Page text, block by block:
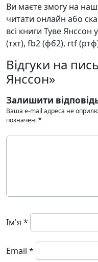
Ви маєте змогу на
читати онлайн або
всі книги Туве
(тхт), fb2 (фб2), rtf
Відгуки на
Янссон»
Залишити
Ваша e-mail адреса не
позначені *
Ім'я *
Email *